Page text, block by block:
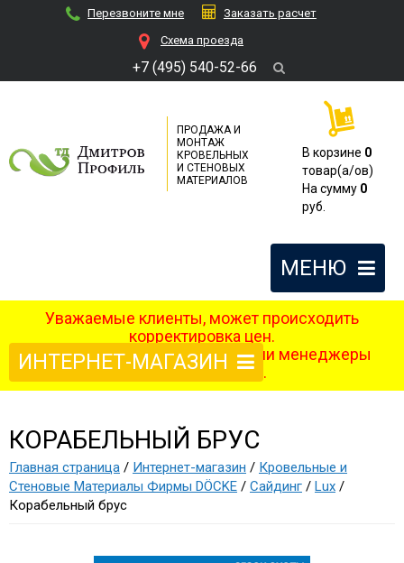
Перезвоните мне
Заказать расчет
Cхема проезда
+7 (495) 540-52-66
ПРОДАЖА И
МОНТАЖ
КРОВЕЛЬНЫХ
И СТЕНОВЫХ
МАТЕРИАЛОВ
В корзине 0
товар(a/ов)
На сумму 0
руб.
МЕНЮ
Уважаемые клиенты, может происходить
корректировка цен.
После оформления заказа наши менеджеры
свяжутся с вами.
ИНТЕРНЕТ-МАГАЗИН
КОРАБЕЛЬНЫЙ БРУС
Главная страница / Интернет-магазин / Кровельные и
Стеновые Материалы Фирмы DÖCKE / Cайдинг / Lux /
Корабельный брус